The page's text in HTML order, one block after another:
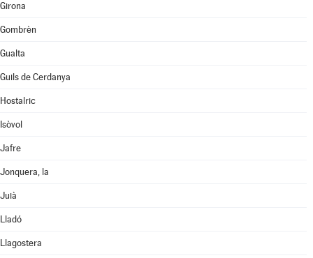
Girona
Gombrèn
Gualta
Guils de Cerdanya
Hostalric
Isòvol
Jafre
Jonquera, la
Juià
Lladó
Llagostera